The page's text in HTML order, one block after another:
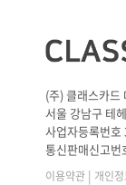
(주) 클래스카드
서울 강남구 테
사업자등록번
통신판매신고
이용약관 | 개인